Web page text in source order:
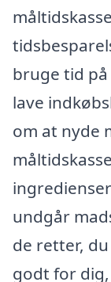
bruge tid
lave
om at nyde
undgår
de retter,
godt for